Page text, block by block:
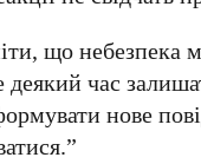
що небезпека
час
нове